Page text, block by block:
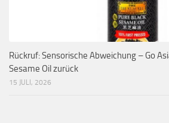
Rückruf: Sensorische Abweichung – Go
Sesame Oil zurück
15 JULI, 2026